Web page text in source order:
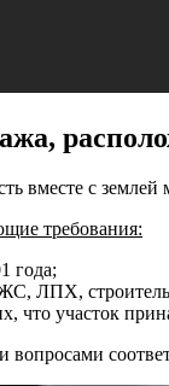
вместе с
требования:
года;
ЛПХ,
что участок